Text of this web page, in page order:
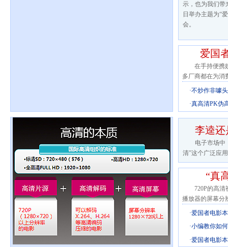
示，也为我们带
日举办主题为“
会。
爱国
在手持便携娱
多厂商都在为
·不炒作非噱
·真高清PK伪
李逵还
电子市场中，
清”这个广泛应
“真
720P的高清视
播放器的屏幕
·爱国者电影
·小编教你如
·爱国者电影